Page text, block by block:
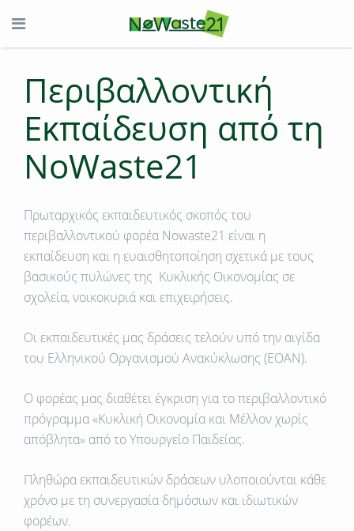
Περιβαλλοντική
Εκπαίδευση από τη
NoWaste21
Πρωταρχικός εκπαιδευτικός σκοπός του
περιβαλλοντικού φορέα Nowaste21 είναι η
εκπαίδευση και η ευαισθητοποίηση σχετικά με τους
βασικούς πυλώνες της Κυκλικής Οικονομίας σε
σχολεία, νοικοκυριά και επιχειρήσεις.
Οι εκπαιδευτικές μας δράσεις τελούν υπό την αιγίδα
του Ελληνικού Οργανισμού Ανακύκλωσης (ΕΟΑΝ).
Ο φορέας μας διαθέτει έγκριση για το περιβαλλοντικό
πρόγραμμα «Κυκλική Οικονομία και Μέλλον χωρίς
απόβλητα» από το Υπουργείο Παιδείας.
Πληθώρα εκπαιδευτικών δράσεων υλοποιούνται κάθε
χρόνο με τη συνεργασία δημόσιων και ιδιωτικών
φορέων.